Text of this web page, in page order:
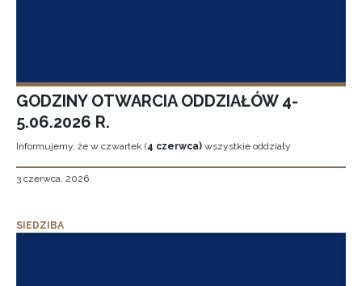
GODZINY OTWARCIA ODDZIAŁÓW 4-
5.06.2026 R.
Informujemy, że w czwartek (4 czerwca) wszystkie oddziały
3 czerwca, 2026
SIEDZIBA